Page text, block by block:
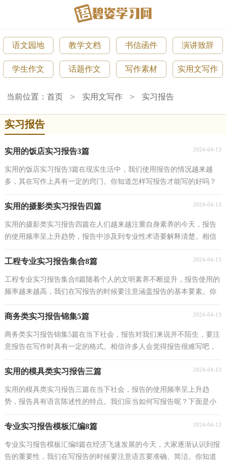
语文园地 教学文档 书信函件 演讲致辞
学生作文 话题作文 写作素材 实用文写作
当前位置：首页 > 实用文写作 > 实习报告
实习报告
实用的饭店实习报告3篇 2024-04-13
实用的饭店实习报告3篇在现实生活中，我们使用报告的情况越来越
多，其在写作上具有一定的窍门。你知道怎样写报告才能写的好吗？
实用的摄影类实习报告四篇 2024-04-13
实用的摄影类实习报告四篇在人们越来越注重自身素养的今天，报告
的使用频率呈上升趋势，报告中涉及到专业性术语要解释清楚。相信
工程专业实习报告集合8篇 2024-04-13
工程专业实习报告集合8篇随着个人的文明素养不断提升，报告使用的
频率越来越高，我们在写报告的时候要注意涵盖报告的基本要素。你
商务类实习报告锦集5篇 2024-04-13
商务类实习报告锦集5篇在当下社会，报告对我们来说并不陌生，要注
意报告在写作时具有一定的格式。相信许多人会觉得报告很难写吧，
实用的模具类实习报告三篇 2024-04-13
实用的模具类实习报告三篇在当下社会，报告的使用频率呈上升趋
势，报告具有语言陈述性的特点。我们应当如何写报告呢？下面是小
专业实习报告模板汇编8篇 2024-04-13
专业实习报告模板汇编8篇在经济飞速发展的今天，大家逐渐认识到报
告的重要性，我们在写报告的时候要注意语言要准确、简洁。你知道